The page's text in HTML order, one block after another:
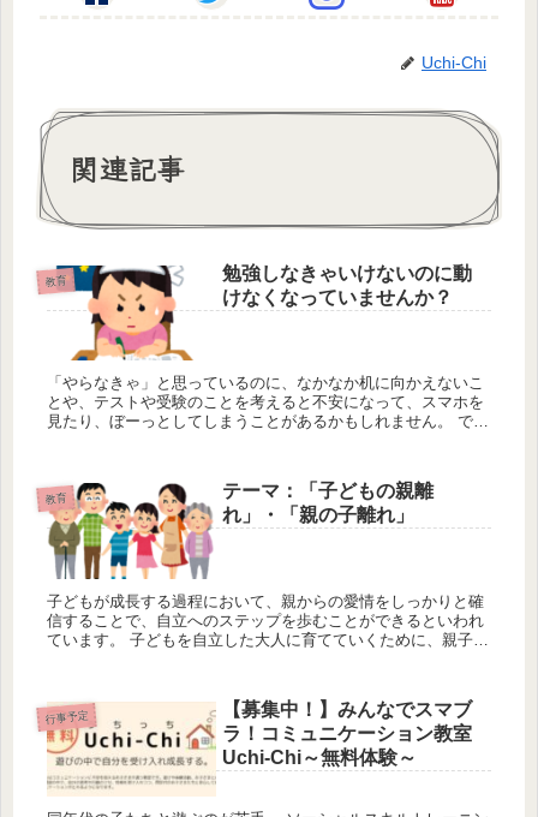
Uchi-Chi
関連記事
教育
勉強しなきゃいけないのに動
けなくなっていませんか？
「やらなきゃ」と思っているのに、なかなか机に向かえないこ
とや、テストや受験のことを考えると不安になって、スマホを
見たり、ぼーっとしてしまうことがあるかもしれません。 で
教育
テーマ：「子どもの親離
れ」・「親の子離れ」
子どもが成長する過程において、親からの愛情をしっかりと確
信することで、自立へのステップを歩むことができるといわれ
ています。 子どもを自立した大人に育てていくために、親子の
行事予定
【募集中！】みんなでスマブ
ラ！コミュニケーション教室
Uchi-Chi～無料体験～